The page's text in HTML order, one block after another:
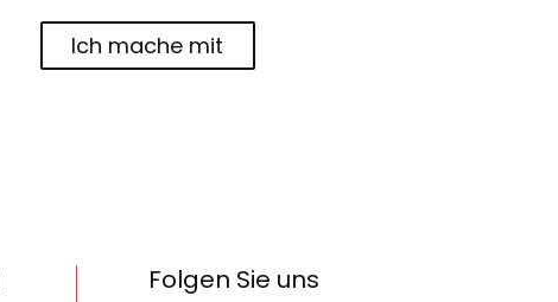
Ich mache mit
Folgen Sie uns